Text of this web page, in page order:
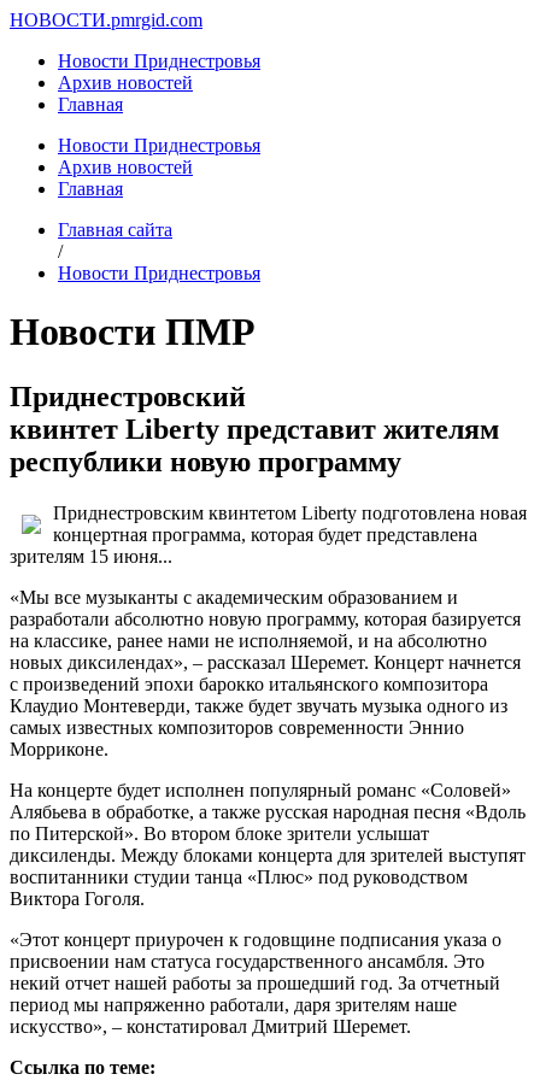
НОВОСТИ.pmrgid.com
Новости Приднестровья
Архив новостей
Главная
Новости Приднестровья
Архив новостей
Главная
Главная сайта
/
Новости Приднестровья
Новости ПМР
Приднестровский
квинтет Liberty представит жителям
республики новую программу
Приднестровским квинтетом Liberty подготовлена новая
концертная программа, которая будет представлена
зрителям 15 июня...
«Мы все музыканты с академическим образованием и
разработали абсолютно новую программу, которая базируется
на классике, ранее нами не исполняемой, и на абсолютно
новых диксилендах», – рассказал Шеремет. Концерт начнется
с произведений эпохи барокко итальянского композитора
Клаудио Монтеверди, также будет звучать музыка одного из
самых известных композиторов современности Эннио
Морриконе.
На концерте будет исполнен популярный романс «Соловей»
Алябьева в обработке, а также русская народная песня «Вдоль
по Питерской». Во втором блоке зрители услышат
диксиленды. Между блоками концерта для зрителей выступят
воспитанники студии танца «Плюс» под руководством
Виктора Гоголя.
«Этот концерт приурочен к годовщине подписания указа о
присвоении нам статуса государственного ансамбля. Это
некий отчет нашей работы за прошедший год. За отчетный
период мы напряженно работали, даря зрителям наше
искусство», – констатировал Дмитрий Шеремет.
Ссылка по теме: